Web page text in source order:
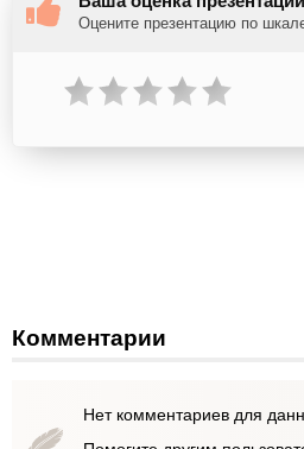
Оцените презентацию по
Комментарии
Нет комментариев для